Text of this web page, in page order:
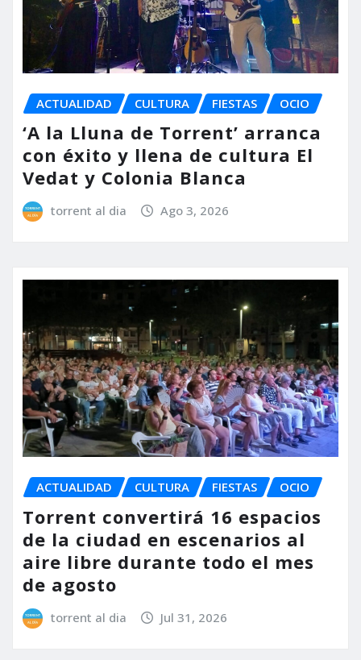
ACTUALIDAD CULTURA FIESTAS OCIO
‘A la Lluna de Torrent’ arranca
con éxito y llena de cultura El
Vedat y Colonia Blanca
torrent al dia Ago 3, 2026
ACTUALIDAD CULTURA FIESTAS OCIO
Torrent convertirá 16 espacios
de la ciudad en escenarios al
aire libre durante todo el mes
de agosto
torrent al dia Jul 31, 2026